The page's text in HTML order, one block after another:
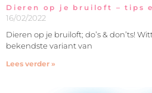
Dieren op je bruiloft – tips
16/02/2022
Dieren op je bruiloft; do’s & don’ts!
bekendste variant van
Lees verder »